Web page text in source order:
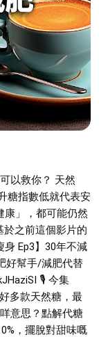
以救你？ 天然
糖指數低就代表安
康」，都可能仍然
之前這個影片的
Ep3】30年不減
好幫手/減肥代替
🎙️ 今集
多款天然糖，最
意思？點解代糖
，擺脫對甜味嘅